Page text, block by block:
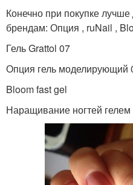
Конечно при покупке
брендам: Опция , ruNail ,
Гель Grattol 07
Опция гель моделирующий
Bloom fast gel
Наращивание ногтей